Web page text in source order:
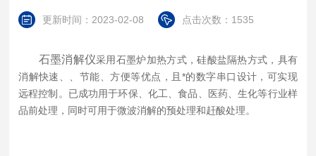
更新时间：2023-02-08 点击次数：1535
石墨消解仪采用石墨炉加热方式，硅酸盐隔热方式，具有
消解快速、、节能、方便等优点，且*的数字串口设计，可实现
远程控制。已成功用于环保、化工、食品、医药、生化等行业样
品前处理，同时可用于微波消解的预处理和赶酸处理。